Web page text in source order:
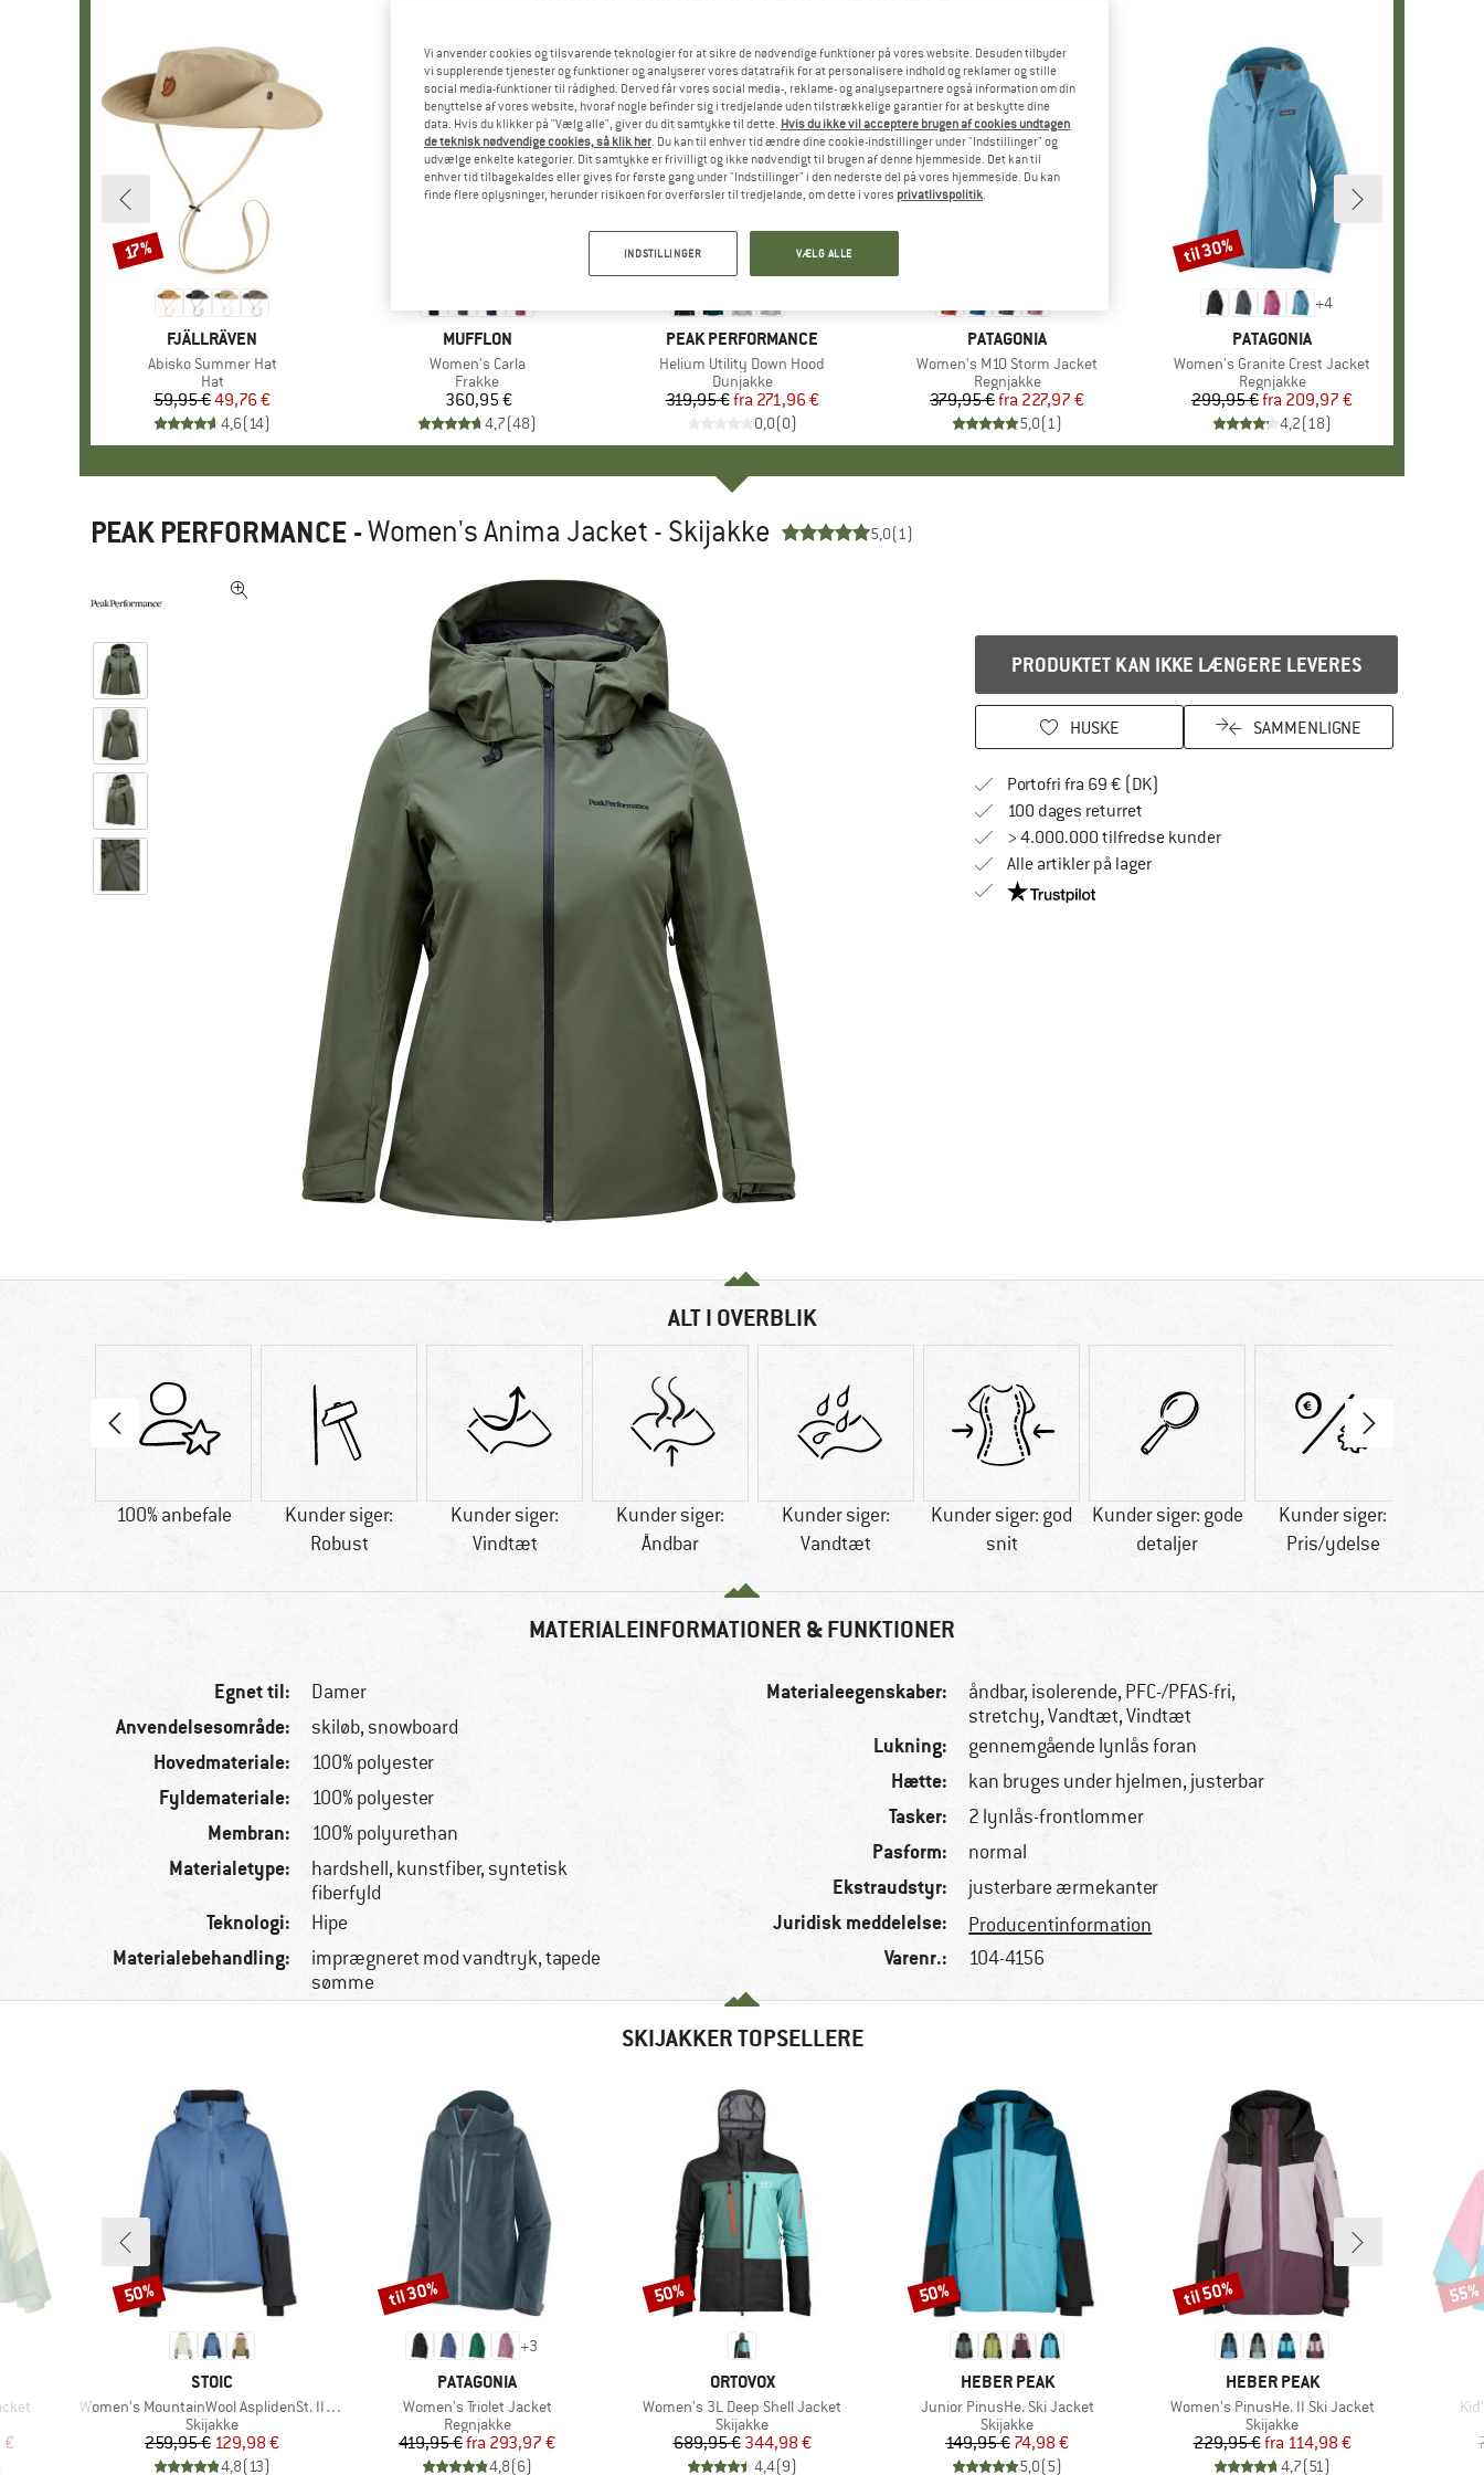
MÆRKE
FJÄLLRÄVEN
Artikel
Abisko Summer Hat
Produktgruppe
Hat
Pris
59,95 €Nedsat pris
49,76 €
4,6(14)
Rabat
17%
MÆRKE
MUFFLON
Artikel
Women's Carla
Produktgruppe
Frakke
Pris
360,95 €
4,7(48)
MÆRKE
PEAK PERFORMANCE
Artikel
Helium Utility Down Hood
Produktgruppe
Dunjakke
Pris
319,95 € Nedsat pris
fra 271,96 €
0,0(0)
Rabat
til 15%
MÆRKE
PATAGONIA
Artikel
Women's M10 Storm Jacket
Produktgruppe
Regnjakke
Pris
379,95 € Nedsat pris
fra 227,97 €
5,0(1)
+4
MÆRKE
PATAGONIA
Artikel
Women's Granite Crest Jacket
Produktgruppe
Regnjakke
Pris
299,95 € Nedsat pris
fra 209,97 €
4,2(18)
Rabat
til 30%
PEAK PERFORMANCE -Women's Anima Jacket - Skijakke 5,0(1)
PRODUKTET KAN IKKE LÆNGERE LEVERES
HUSKE SAMMENLIGNE
Portofri fra 69 € (DK)
100 dages returretGå til returretten her Åbnes i en infoboks
> 4.000.000 tilfredse kunder
Alle artikler på lager
Vi er Trustpilot-certificeret - oplysningerne får du
ALT I OVERBLIK
100% anbefale
Kunder siger:
Robust
Kunder siger:
Vindtæt
Kunder siger:
Åndbar
Kunder siger:
Vandtæt
Kunder siger: god
snit
Kunder siger: gode
detaljer
Kunder siger:
Pris/ydelse
MATERIALEINFORMATIONER & FUNKTIONER
Egnet til: Damer
Anvendelsesområde: skiløb, snowboard
Hovedmateriale: 100% polyester
Fyldemateriale: 100% polyester
Membran: 100% polyurethan
Materialetype:
hardshell, kunstfiber, syntetisk
fiberfyld
Teknologi: Hipe
Materialebehandling:
imprægneret mod vandtryk, tapede
sømme
Materialeegenskaber:
åndbar, isolerende, PFC-/PFAS-fri,
stretchy, Vandtæt, Vindtæt
Lukning: gennemgående lynlås foran
Hætte: kan bruges under hjelmen, justerbar
Tasker: 2 lynlås-frontlommer
Pasform: normal
Ekstraudstyr: justerbare ærmekanter
Juridisk meddelelse: Producentinformation
Varenr.: 104-4156
SKIJAKKER TOPSELLERE
€
MÆRKE
STOIC
Artikel
Women's MountainWool AsplidenSt. III Ski Jacket
Produktgruppe
Skijakke
Pris
259,95 €Nedsat pris
129,98 €
4,8(13)
Rabat
50%
+3
MÆRKE
PATAGONIA
Artikel
Women's Triolet Jacket
Produktgruppe
Regnjakke
Pris
419,95 € Nedsat pris
fra 293,97 €
4,8(6)
Rabat
til 30%
MÆRKE
ORTOVOX
Artikel
Women's 3L Deep Shell Jacket
Produktgruppe
Skijakke
Pris
689,95 €Nedsat pris
344,98 €
4,4(9)
Rabat
50%
MÆRKE
HEBER PEAK
Artikel
Junior PinusHe. Ski Jacket
Produktgruppe
Skijakke
Pris
149,95 €Nedsat pris
74,98 €
5,0(5)
Rabat
50%
MÆRKE
HEBER PEAK
Artikel
Women's PinusHe. II Ski Jacket
Produktgruppe
Skijakke
Pris
229,95 € Nedsat pris
fra 114,98 €
4,7(51)
Rabat
til 50% Rabat
55%
Vi anvender cookies og tilsvarende teknologier for at sikre de nødvendige funktioner på vores website. Desuden tilbyder
vi supplerende tjenester og funktioner og analyserer vores datatrafik for at personalisere indhold og reklamer og stille
social media-funktioner til rådighed. Derved får vores social media-, reklame- og analysepartnere også information om din
benyttelse af vores website, hvoraf nogle befinder sig i tredjelande uden tilstrækkelige garantier for at beskytte dine
data. Hvis du klikker på "Vælg alle", giver du dit samtykke til dette. Hvis du ikke vil acceptere brugen af cookies undtagen
de teknisk nødvendige cookies, så klik her. Du kan til enhver tid ændre dine cookie-indstillinger under "Indstillinger" og
udvælge enkelte kategorier. Dit samtykke er frivilligt og ikke nødvendigt til brugen af denne hjemmeside. Det kan til
enhver tid tilbagekaldes eller gives for første gang under "Indstillinger" i den nederste del på vores hjemmeside. Du kan
finde flere oplysninger, herunder risikoen for overførsler til tredjelande, om dette i vores privatlivspolitik.
INDSTILLINGER VÆLG ALLE